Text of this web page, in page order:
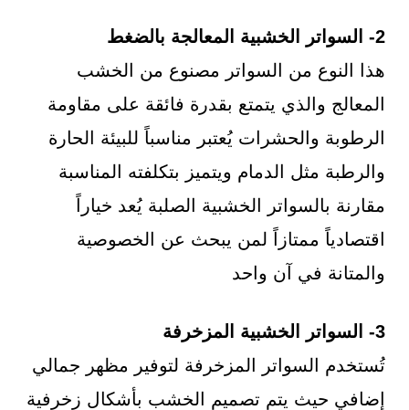
2- السواتر الخشبية المعالجة بالضغط
هذا النوع من السواتر مصنوع من الخشب
المعالج والذي يتمتع بقدرة فائقة على مقاومة
الرطوبة والحشرات يُعتبر مناسباً للبيئة الحارة
والرطبة مثل الدمام ويتميز بتكلفته المناسبة
مقارنة بالسواتر الخشبية الصلبة يُعد خياراً
اقتصادياً ممتازاً لمن يبحث عن الخصوصية
والمتانة في آن واحد
3- السواتر الخشبية المزخرفة
تُستخدم السواتر المزخرفة لتوفير مظهر جمالي
إضافي حيث يتم تصميم الخشب بأشكال زخرفية